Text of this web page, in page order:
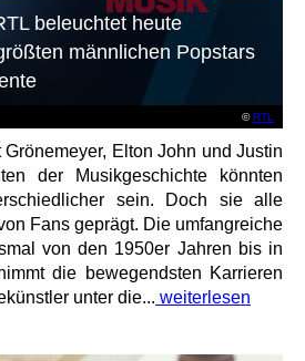
©RTL
beleuchtet heute
männlichen Popstars
Elton John und Justin
der Musikgeschichte könnten
sein. Doch sie alle
Fans geprägt. Die umfangreiche
von den 1950er Jahren bis in
die bewegendsten Karrieren
unter die... weiterlesen